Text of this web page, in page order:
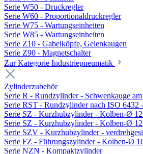
Serie W50 - Druckregler
Serie W60 - Proportionaldruckregler
Serie W75 - Wartungseinheiten
Serie W85 - Wartungseinheiten
Serie Z10 - Gabelköpfe, Gelenkaugen
Serie Z90 - Magnetschalter
Zur Kategorie Industriepneumatik
Zylinderzubehör
Serie R - Rundzylinder - Schwenkauge
Serie RST - Rundzylinder nach ISO
Serie SZ - Kurzhubzylinder - Kolben-Ø
Serie SZ - Kurzhubzylinder - Kolben-Ø
Serie SZV - Kurzhubzylinder -
Serie FZ - Führungszylinder - Kolben-Ø
Serie NZN - Kompaktzylinder